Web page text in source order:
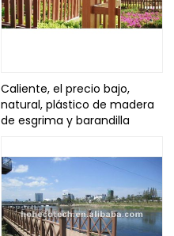
Caliente, el precio bajo,
natural, plástico de madera
de esgrima y barandilla